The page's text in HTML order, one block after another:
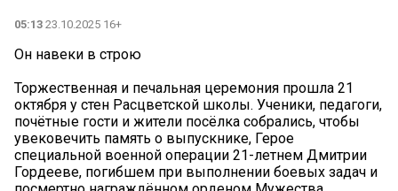
05:13 23.10.2025 16+
Он навеки в строю
Торжественная и печальная церемония прошла 21
октября у стен Расцветской школы. Ученики, педагоги,
почётные гости и жители посёлка собрались, чтобы
увековечить память о выпускнике, Герое
специальной военной операции 21-летнем Дмитрии
Гордееве, погибшем при выполнении боевых задач и